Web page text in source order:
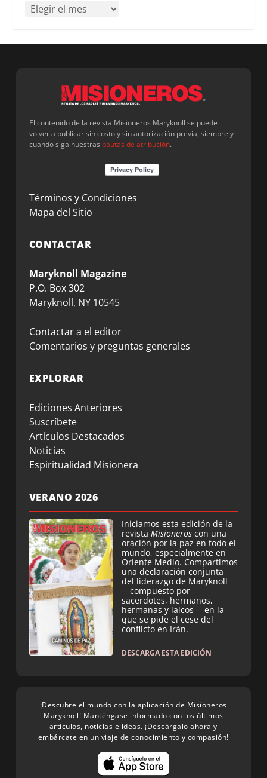
El contenido de la revista Misioneros Maryknoll se puede
volver a publicar sin costo y sin autorización previa, siempre y
cuando siga nuestras pautas de atribución.
Términos y Condiciones
Mapa del Sitio
CONTACTAR
Maryknoll Magazine
P.O. Box 302
Maryknoll, NY 10545
Contactar a el editor
Comentarios y preguntas generales
EXPLORAR
Ediciones Anteriores
Suscríbete
Artículos Destacados
Noticias
Espiritualidad Misionera
VERANO 2026
Iniciamos esta edición de la
revista Misioneros con una
oración por la paz en todo el
mundo, especialmente en
Oriente Medio. Compartimos
una declaración conjunta
del liderazgo de Maryknoll
—compuesto por
sacerdotes, hermanos,
hermanas y laicos— en la
que se pide el cese del
conflicto en Irán.
DESCARGA ESTA EDICIÓN
¡Descubre el mundo con la aplicación de Misioneros
Maryknoll! Manténgase informado con los últimos
artículos, noticias e ideas. ¡Descárgalo ahora y
embárcate en un viaje de conocimiento y compasión!